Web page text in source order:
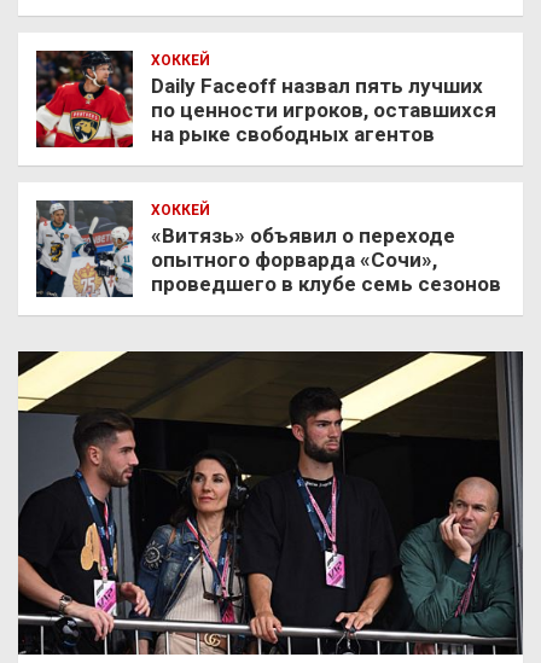
ХОККЕЙ
Daily Faceoff назвал пять лучших
по ценности игроков, оставшихся
на рыке свободных агентов
ХОККЕЙ
«Витязь» объявил о переходе
опытного форварда «Сочи»,
проведшего в клубе семь сезонов